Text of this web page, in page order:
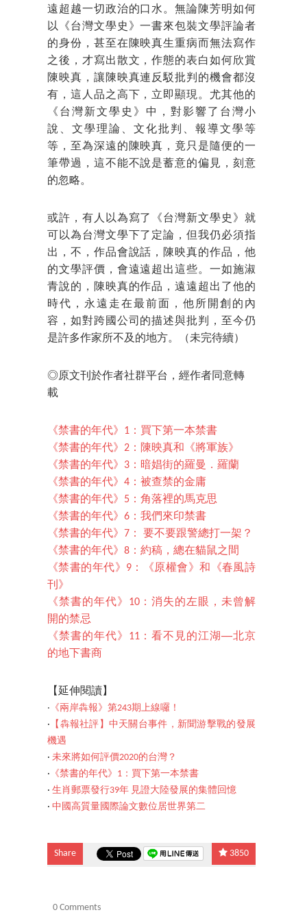
遠超越一切政治的口水。無論陳芳明如何
以《台灣文學史》一書來包裝文學評論者
的身份，甚至在陳映真生重病而無法寫作
之後，才寫出散文，作態的表白如何欣賞
陳映真，讓陳映真連反駁批判的機會都沒
有，這人品之高下，立即顯現。尤其他的
《台灣新文學史》中，對影響了台灣小
說、文學理論、文化批判、報導文學等
等，至為深遠的陳映真，竟只是隨便的一
筆帶過，這不能不說是蓄意的偏見，刻意
的忽略。
或許，有人以為寫了《台灣新文學史》就
可以為台灣文學下了定論，但我仍必須指
出，不，作品會說話，陳映真的作品，他
的文學評價，會遠遠超出這些。一如施淑
青說的，陳映真的作品，遠遠超出了他的
時代，永遠走在最前面，他所開創的內
容，如對跨國公司的描述與批判，至今仍
是許多作家所不及的地方。
（未完待續）
◎原文刊於作者社群平台，經作者同意轉
載
《禁書的年代》1：買下第一本禁書
《禁書的年代》2：陳映真和《將軍族》
《禁書的年代》3：暗娼街的羅曼．羅蘭
《禁書的年代》4：被查禁的金庸
《禁書的年代》5：角落裡的馬克思
《禁書的年代》6：我們來印禁書
《禁書的年代》7： 要不要跟警總打一架？
《禁書的年代》8：約稿，總在貓鼠之間
《禁書的年代》9：《原權會》和《春風詩
刊》
《禁書的年代》10：消失的左眼，未曾解
開的禁忌
《禁書的年代》11：看不見的江湖──北京
的地下書商
【延伸閱讀】
‧ 《兩岸犇報》第243期上線囉！
‧ 【犇報社評】中天關台事件，新聞游擊戰的發展
機遇
‧ 未來將如何評價2020的台灣？
‧ 《禁書的年代》1：買下第一本禁書
‧ 生肖郵票發行39年 見證大陸發展的集體回憶
‧ 中國高質量國際論文數位居世界第二
Share 3850
0 Comments